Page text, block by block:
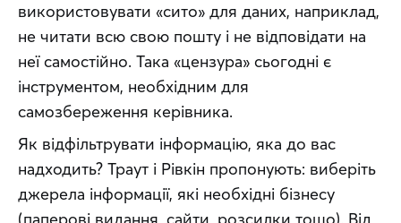
використовувати «сито» для даних, наприклад,
не читати всю свою пошту і не відповідати на
неї самостійно. Така «цензура» сьогодні є
інструментом, необхідним для
самозбереження керівника.
Як відфільтрувати інформацію, яка до вас
надходить? Траут і Рівкін пропонують: виберіть
джерела інформації, які необхідні бізнесу